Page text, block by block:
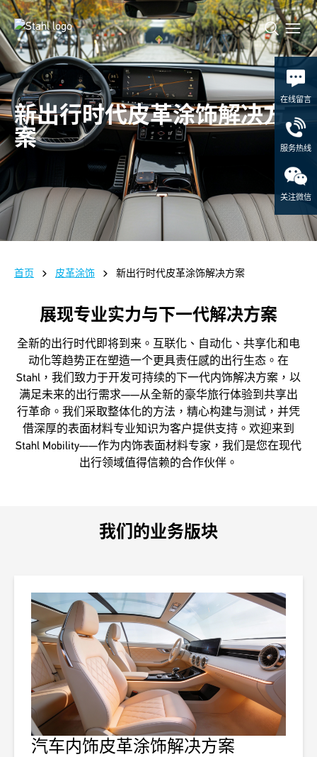
在线留言
服务热线
关注微信
新出行时代皮革涂饰解决方
案
首页 皮革涂饰 新出行时代皮革涂饰解决方案
展现专业实力与下一代解决方案
全新的出行时代即将到来。互联化、自动化、共享化和电
动化等趋势正在塑造一个更具责任感的出行生态。在
Stahl，我们致力于开发可持续的下一代内饰解决方案，以
满足未来的出行需求——从全新的豪华旅行体验到共享出
行革命。我们采取整体化的方法，精心构建与测试，并凭
借深厚的表面材料专业知识为客户提供支持。欢迎来到
Stahl Mobility——作为内饰表面材料专家，我们是您在现代
出行领域值得信赖的合作伙伴。
我们的业务版块
汽车内饰皮革涂饰解决方案